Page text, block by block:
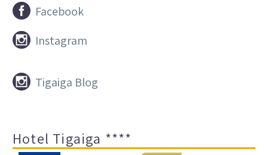

 Facebook

 Instagram

 Tigaiga Blog
Hotel Tigaiga ****